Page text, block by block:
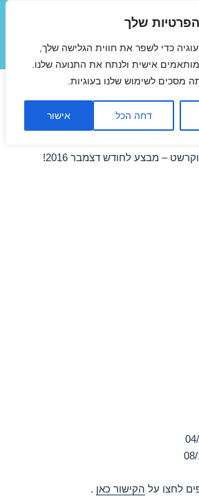
שלך
כדי לשפר את חווית הגלישה שלך,
אישית ולנתח את התנועה שלנו.
מסכים לשימוש שלנו בעוגיות.
דחה הכל אישור
תפריטים
ווידג'טים
לבוקרשט בדצמבר
– מבצע לחודש דצמבר 2016!
לחצו על הקישור כאן .